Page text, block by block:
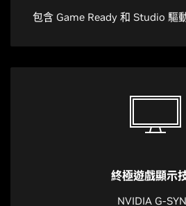
包含 Game Ready 和 Studio 驅
終極遊戲顯示
NVIDIA G-